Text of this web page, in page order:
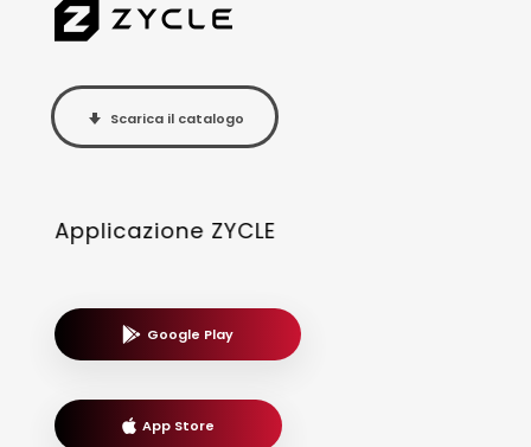
Scarica il catalogo
Applicazione ZYCLE
Google Play
App Store